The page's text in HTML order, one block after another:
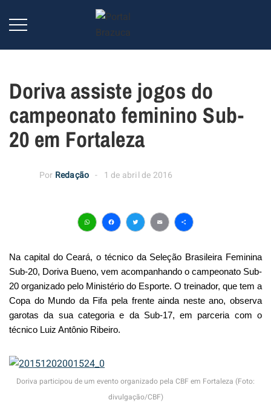
Doriva assiste jogos do
campeonato feminino Sub-
20 em Fortaleza
Por Redação 1 de abril de 2016
WhatsApp
Facebook
Twitter
EmailShare
Na capital do Ceará, o técnico da Seleção Brasileira Feminina
Sub-20, Doriva Bueno, vem acompanhando o campeonato Sub-
20 organizado pelo Ministério do Esporte. O treinador, que tem a
Copa do Mundo da Fifa pela frente ainda neste ano, observa
garotas da sua categoria e da Sub-17, em parceria com o
técnico Luiz Antônio Ribeiro.
Doriva participou de um evento organizado pela CBF em Fortaleza (Foto:
divulgação/CBF)